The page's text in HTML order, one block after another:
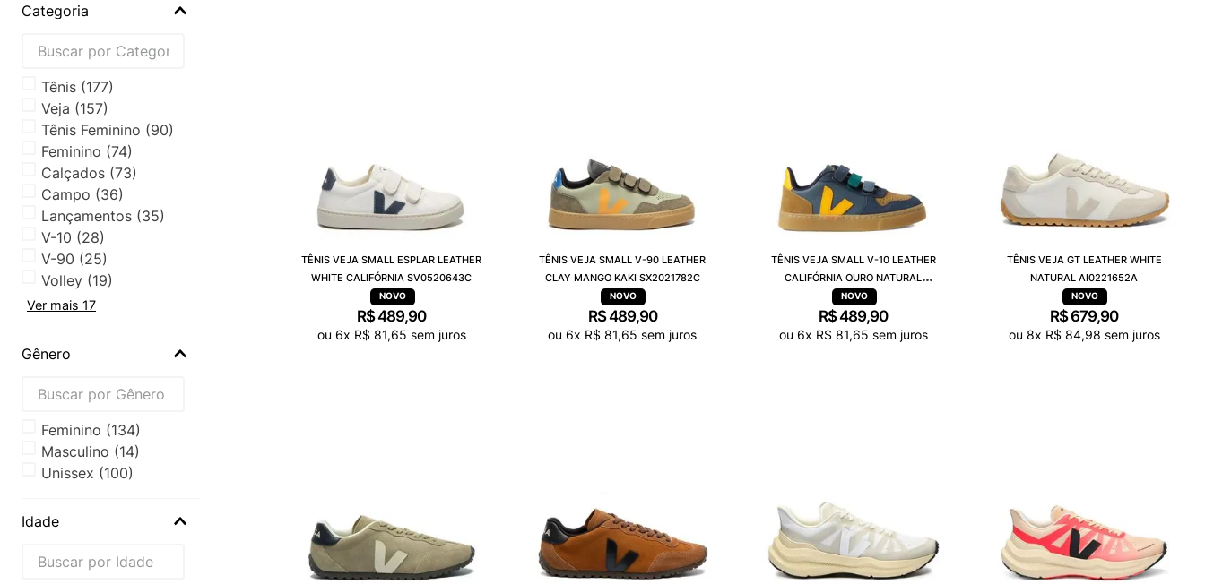
Categoria
Tênis (177)
Veja (157)
Tênis Feminino (90)
Feminino (74)
Calçados (73)
Campo (36)
Lançamentos (35)
V-10 (28)
V-90 (25)
Volley (19)
Ver mais 17
Gênero
Feminino (134)
Masculino (14)
Unissex (100)
Idade
TÊNIS VEJA SMALL ESPLAR LEATHER
WHITE CALIFÓRNIA SV0520643C
R$489,90
ou 6x R$ 81,65 sem juros
TÊNIS VEJA SMALL V-90 LEATHER
CLAY MANGO KAKI SX2021782C
R$489,90
ou6x R$ 81,65 sem juros
TÊNIS VEJA SMALL V-10 LEATHER
CALIFÓRNIA OURO NATURAL
CV0520986C
R$489,90
ou 6x R$ 81,65 sem juros
TÊNIS VEJA GT LEATHER WHITE
NATURAL AI0221652A
R$679,90
ou 8x R$ 84,98 sem juros